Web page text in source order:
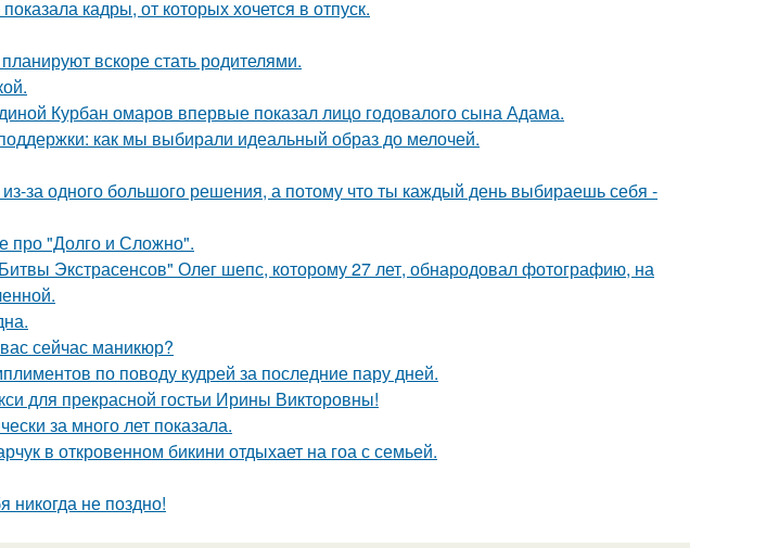
кадры, от которых хочется в отпуск.
вскоре стать родителями.
Курбан омаров впервые показал лицо годовалого сына Адама.
как мы выбирали идеальный образ до мелочей.
за одного большого решения, а потому что ты каждый день выбираешь себя -
про "Долго и Сложно".
Экстрасенсов" Олег шепс, которому 27 лет, обнародовал фотографию, на
сейчас маникюр?
по поводу кудрей за последние пару дней.
для прекрасной гостьи Ирины Викторовны!
за много лет показала.
в откровенном бикини отдыхает на гоа с семьей.
никогда не поздно!